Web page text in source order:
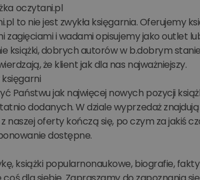
oczytani.pl
to nie jest zwykła księgarnia. Oferujemy
zagięciami i wadami opisujemy jako outlet
książki, dobrych autorów w b.dobrym
że klient jak dla nas najważniejszy.
Państwu jak najwięcej nowych pozycji
dodanych. W dziale wyprzedaż
naszej oferty kończą się, po czym za jakiś
dostępne.
książki popularnonaukowe, biografie, fakty